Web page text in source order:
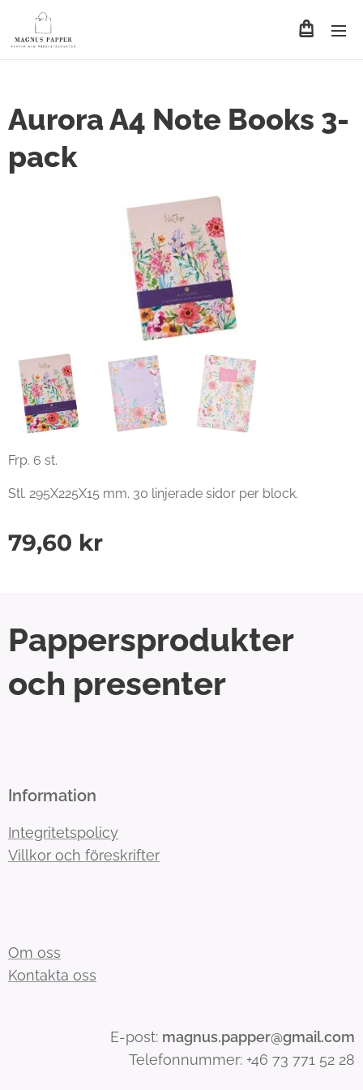
Aurora A4 Note Books 3-
pack
Frp. 6 st.
Stl. 295X225X15 mm. 30 linjerade sidor per block.
79,60 kr
Pappersprodukter
och presenter
Information
Integritetspolicy
Villkor och föreskrifter
Om oss
Kontakta oss
E-post: magnus.papper@gmail.com
Telefonnummer: +46 73 771 52 28